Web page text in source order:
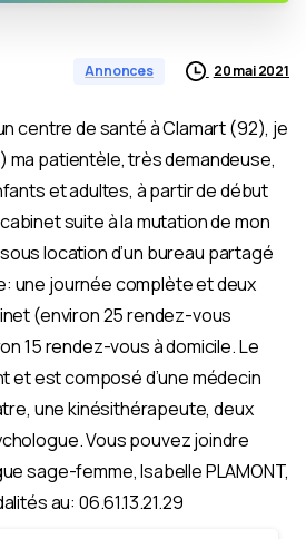
Annonces 20 mai 2021
centre de santé à Clamart (92), je
patientèle, très demandeuse,
et adultes, à partir de début
suite à la mutation de mon
sous location d’un bureau partagé
une journée complète et deux
(environ 25 rendez-vous
15 rendez-vous à domicile. Le
est composé d’une médecin
une kinésithérapeute, deux
Vous pouvez joindre
sage-femme, Isabelle PLAMONT,
au: 06.61.13.21.29